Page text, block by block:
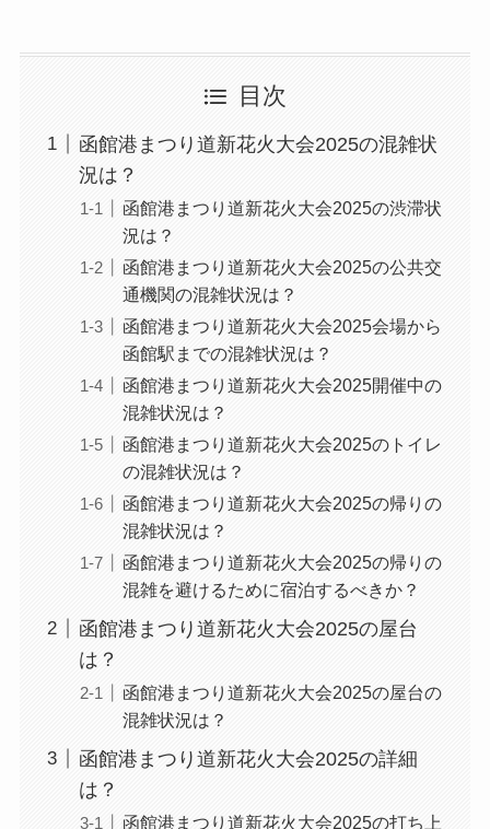
目次
函館港まつり道新花火大会2025の混雑状
況は？
函館港まつり道新花火大会2025の渋滞状
況は？
函館港まつり道新花火大会2025の公共交
通機関の混雑状況は？
函館港まつり道新花火大会2025会場から
函館駅までの混雑状況は？
函館港まつり道新花火大会2025開催中の
混雑状況は？
函館港まつり道新花火大会2025のトイレ
の混雑状況は？
函館港まつり道新花火大会2025の帰りの
混雑状況は？
函館港まつり道新花火大会2025の帰りの
混雑を避けるために宿泊するべきか？
函館港まつり道新花火大会2025の屋台
は？
函館港まつり道新花火大会2025の屋台の
混雑状況は？
函館港まつり道新花火大会2025の詳細
は？
函館港まつり道新花火大会2025の打ち上